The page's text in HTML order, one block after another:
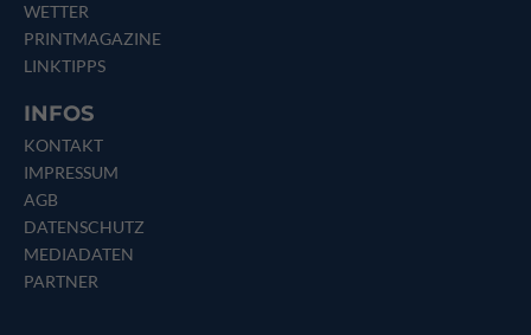
WETTER
PRINTMAGAZINE
LINKTIPPS
INFOS
KONTAKT
IMPRESSUM
AGB
DATENSCHUTZ
MEDIADATEN
PARTNER